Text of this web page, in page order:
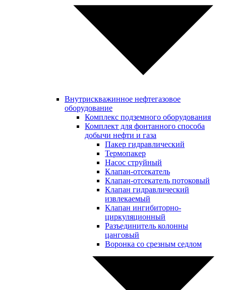
Внутрискважинное нефтегазовое
оборудование
Комплекс подземного оборудования
Комплект для фонтанного способа
добычи нефти и газа
Пакер гидравлический
Термопакер
Насос струйный
Клапан-отсекатель
Клапан-отсекатель потоковый
Клапан гидравлический
извлекаемый
Клапан ингибиторно-
циркуляционный
Разъединитель колонны
цанговый
Воронка со срезным седлом